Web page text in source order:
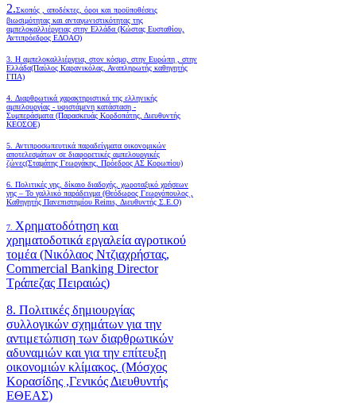
2.Σκοπός , αποδέκτες, όροι και προϋποθέσεις
βιωσιμότητας και ανταγωνιστικότητας της
αμπελοκαλλιέργειας στην Ελλάδα (Κώστας Ευσταθίου,
Αντιπρόεδρος ΕΔΟΑΟ)
3. Η αμπελοκαλλιέργεια, στον κόσμο, στην Ευρώπη , στην
Ελλάδα(Παύλος Καρανικόλας, Αναπληρωτής καθηγητής
ΓΠΑ)
4. Διαρθρωτικά χαρακτηριστικά της ελληνικής
αμπελουργίας - υφιστάμενη κατάσταση -
Συμπεράσματα (Παρασκευάς Κορδοπάτης, Διευθυντής
ΚΕΟΣΟΕ)
5. Αντιπροσωπευτικά παραδείγματα οικονομικών
αποτελεσμάτων σε διαφορετικές αμπελουργικές
ζώνες(Σταμάτης Γεωργάκης, Πρόεδρος ΑΣ Κορωπίου)
6. Πολιτικές γης, δίκαιο διαδοχής, χωροταξικό χρήσεων
γης – Το γαλλικό παράδειγμα (Θεόδωρος Γεωργόπουλος ,
Καθηγητής Πανεπιστημίου Reims, Διευθυντής Σ.Ε.Ο)
7. Χρηματοδότηση και
χρηματοδοτικά εργαλεία αγροτικού
τομέα (Νικόλαος Ντζιαχρήστας,
Commercial Banking Director
Τράπεζας Πειραιώς)
8. Πολιτικές δημιουργίας
συλλογικών σχημάτων για την
αντιμετώπιση των διαρθρωτικών
αδυναμιών και για την επίτευξη
οικονομιών κλίμακος. (Μόσχος
Κορασίδης ,Γενικός Διευθυντής
ΕΘΕΑΣ)